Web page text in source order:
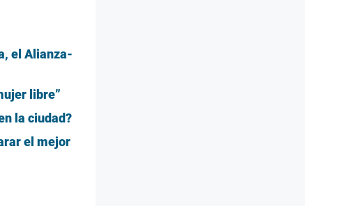
el Alianza-
libre”
la ciudad?
el mejor